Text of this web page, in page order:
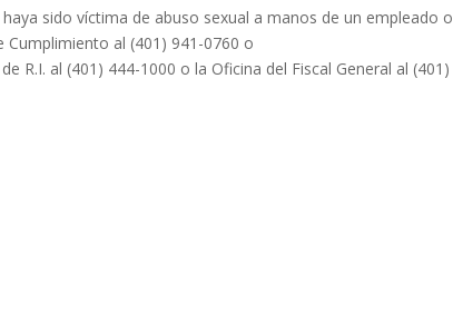
sido víctima de abuso sexual a manos de un empleado o
al (401) 941-0760 o
R.I. al (401) 444-1000 o la Oficina del Fiscal General al (401)